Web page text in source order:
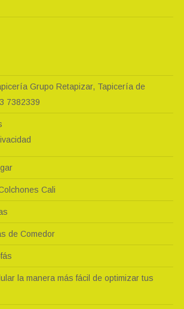
Grupo Retapizar, Tapicería de
7382339
Cali
de Comedor
la manera más fácil de optimizar tus